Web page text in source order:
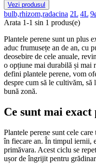
100 - 150 cm
15 - 20 cm 0
150 - 200 cm 1
200 - 300 cm 0
30 - 50 cm 0
50 - 100 cm 0
50 – 100 cm
0
Pret
Culoare frunze
albastru 0
galben 0
multicolor 0
Vezi produsul
bulb,rhizom,radacina 2L 4L
Arata 1-1 sin 1 produs(e)
Plantele perene sunt un plus
aduc frumusețe an de an, cu
deosebire de cele anuale,
o opțiune mai durabilă și mai
defini plantele perene, vom
despre cum să le cultivăm, să
bună zonă.
Ce sunt mai exact
Plantele perene sunt cele
în fiecare an. În timpul iernii,
primăvara. Acest ciclu se
ușor de îngrijit pentru